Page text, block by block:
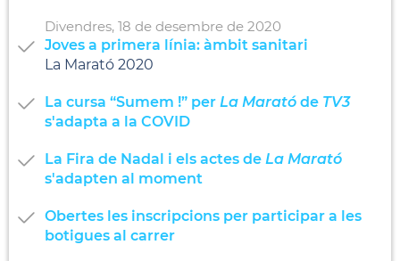
Divendres, 18 de desembre de 2020
Joves a primera línia: àmbit sanitari
La Marató 2020
La cursa “Sumem !” per La Marató de TV3
s'adapta a la COVID
La Fira de Nadal i els actes de La Marató
s'adapten al moment
Obertes les inscripcions per participar a les
botigues al carrer